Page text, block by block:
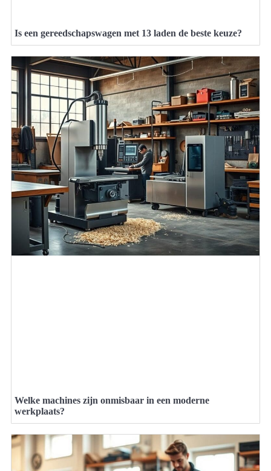
Is een gereedschapswagen met 13 laden de beste keuze?
Welke machines zijn onmisbaar in een moderne
werkplaats?